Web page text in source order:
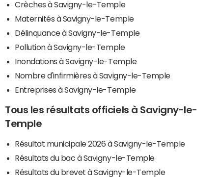
Crèches à Savigny-le-Temple
Maternités à Savigny-le-Temple
Délinquance à Savigny-le-Temple
Pollution à Savigny-le-Temple
Inondations à Savigny-le-Temple
Nombre d'infirmières à Savigny-le-Temple
Entreprises à Savigny-le-Temple
Tous les résultats officiels à Savigny-le-
Temple
Résultat municipale 2026 à Savigny-le-Temple
Résultats du bac à Savigny-le-Temple
Résultats du brevet à Savigny-le-Temple